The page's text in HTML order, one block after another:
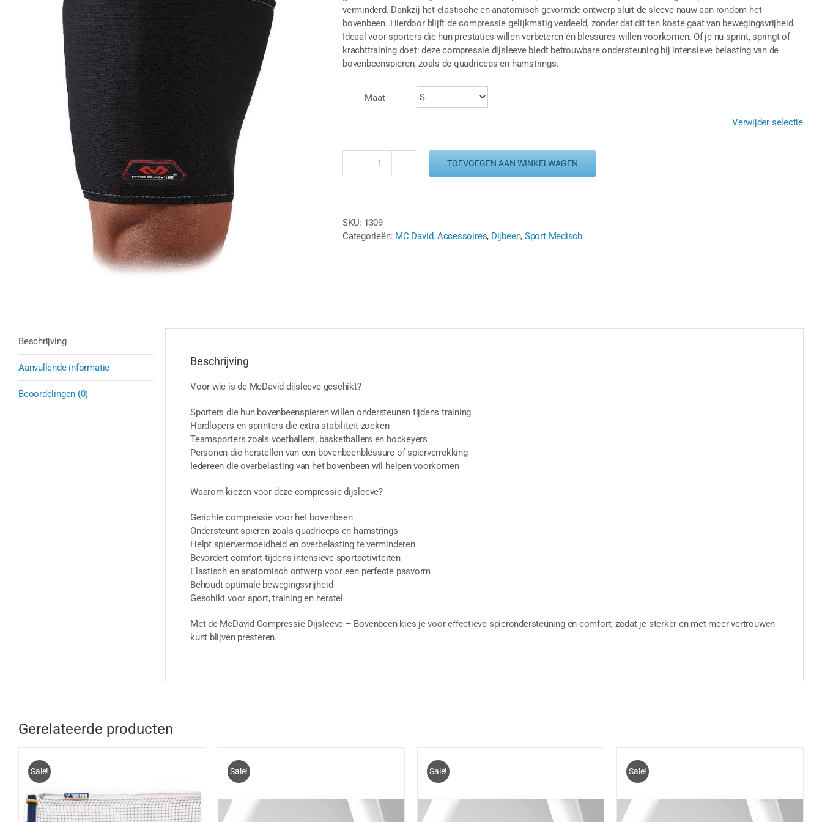
verminderd. Dankzij het elastische en anatomisch gevormde ontwerp sluit de sleeve nauw aan rondom het
bovenbeen. Hierdoor blijft de compressie gelijkmatig verdeeld, zonder dat dit ten koste gaat van bewegingsvrijheid.
Ideaal voor sporters die hun prestaties willen verbeteren én blessures willen voorkomen. Of je nu sprint, springt of
krachttraining doet: deze compressie dijsleeve biedt betrouwbare ondersteuning bij intensieve belasting van de
bovenbeenspieren, zoals de quadriceps en hamstrings.
Maat
Verwijder selectie
MCDAVID
BOVENBEEN
aantal
TOEVOEGEN AAN WINKELWAGEN
SKU: 1309
Categorieën: MC David, Accessoires, Dijbeen, Sport Medisch
Beschrijving
Aanvullende informatie
Beoordelingen (0)
Beschrijving
Voor wie is de McDavid dijsleeve geschikt?
Sporters die hun bovenbeenspieren willen ondersteunen tijdens training
Hardlopers en sprinters die extra stabiliteit zoeken
Teamsporters zoals voetballers, basketballers en hockeyers
Personen die herstellen van een bovenbeenblessure of spierverrekking
Iedereen die overbelasting van het bovenbeen wil helpen voorkomen
Waarom kiezen voor deze compressie dijsleeve?
Gerichte compressie voor het bovenbeen
Ondersteunt spieren zoals quadriceps en hamstrings
Helpt spiervermoeidheid en overbelasting te verminderen
Bevordert comfort tijdens intensieve sportactiviteiten
Elastisch en anatomisch ontwerp voor een perfecte pasvorm
Behoudt optimale bewegingsvrijheid
Geschikt voor sport, training en herstel
Met de McDavid Compressie Dijsleeve – Bovenbeen kies je voor effectieve spierondersteuning en comfort, zodat je sterker en met meer vertrouwen
kunt blijven presteren.
Gerelateerde producten
Sale! Sale! Sale! Sale!